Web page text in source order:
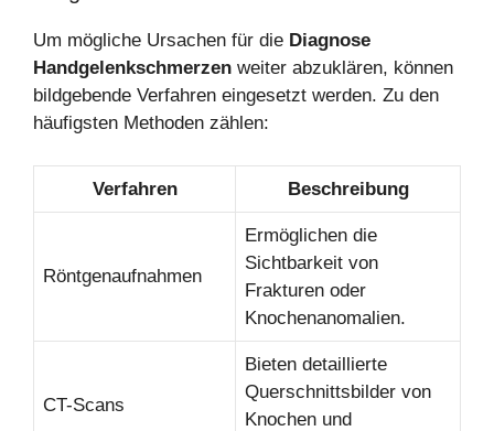
Um mögliche Ursachen für die Diagnose
Handgelenkschmerzen weiter abzuklären, können
bildgebende Verfahren eingesetzt werden. Zu den
häufigsten Methoden zählen:
Verfahren Beschreibung
Röntgenaufnahmen
Ermöglichen die
Sichtbarkeit von
Frakturen oder
Knochenanomalien.
CT-Scans
Bieten detaillierte
Querschnittsbilder von
Knochen und